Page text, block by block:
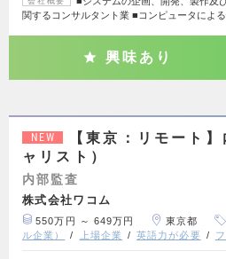
関するコンサルタント業 ■コンピュータによ
興味あり
NEW
【東京：リモート
ャリスト）
内部監査
株式会社ワコム
550万円 ～ 649万円 東京都
ル企業）
上場企業 英語力が必要